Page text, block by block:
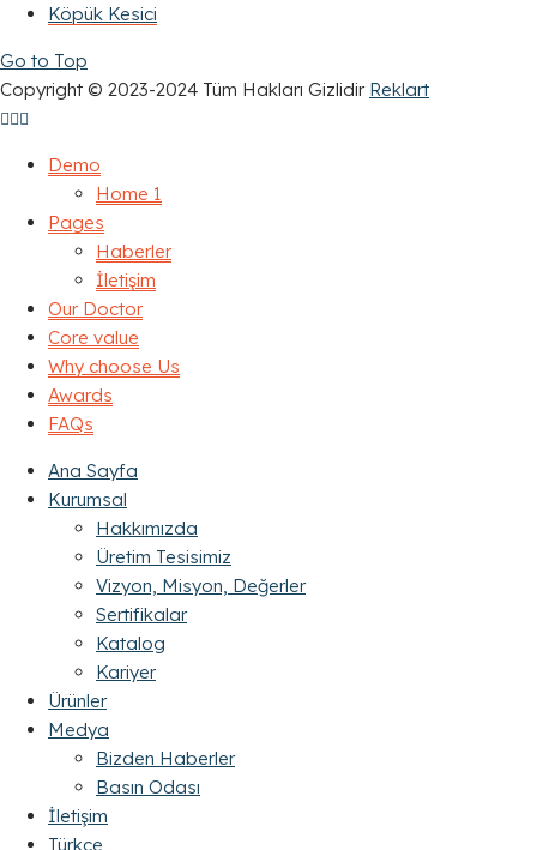
Köpük Kesici
Go to Top
Copyright © 2023-2024 Tüm Hakları Gizlidir Reklart
Demo
Home 1
Pages
Haberler
İletişim
Our Doctor
Core value
Why choose Us
Awards
FAQs
Ana Sayfa
Kurumsal
Hakkımızda
Üretim Tesisimiz
Vizyon, Misyon, Değerler
Sertifikalar
Katalog
Kariyer
Ürünler
Medya
Bizden Haberler
Basın Odası
İletişim
Türkçe